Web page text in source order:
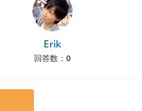
Erik
回答数： 0